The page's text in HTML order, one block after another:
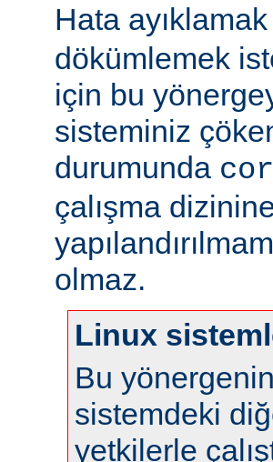
Hata
dökümlemek
için bu
sisteminiz
durumunda
çalışma
olmaz.
Linux
Bu
sistemdeki
yetkilerle